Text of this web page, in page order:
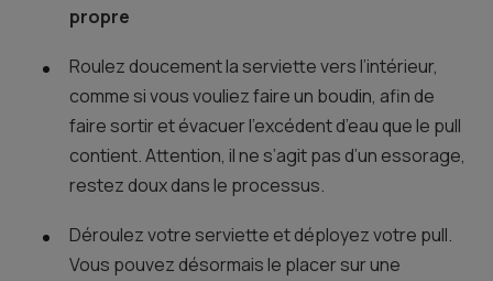
propre
Roulez doucement la serviette vers l’intérieur,
comme si vous vouliez faire un boudin, afin de
faire sortir et évacuer l’excédent d’eau que le pull
contient. Attention, il ne s’agit pas d’un essorage,
restez doux dans le processus.
Déroulez votre serviette et déployez votre pull.
Vous pouvez désormais le placer sur une